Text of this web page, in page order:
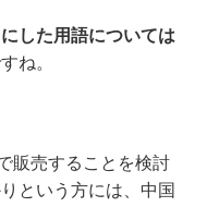
した用語については
ね。
販売することを検討
という方には、中国